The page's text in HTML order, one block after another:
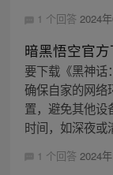
1 个回答 2024
暗黑悟空官
要下载《黑神话
确保自家的网络
置，避免其他设
时间，如深夜或
1 个回答 2024